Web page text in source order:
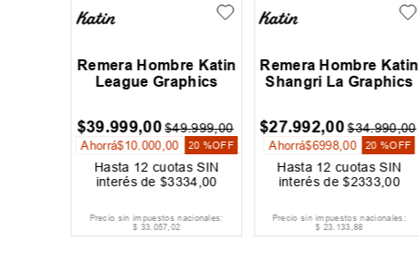
Remera Hombre Katin
League Graphics
$39.999,00 $49.999,00
Ahorrá$10.000 ,00 20 %OFF
Hasta 12 cuotas SIN
interés de$3334 ,00
Precio sin impuestos nacionales:
$ 33.057,02
Remera Hombre Katin
Shangri La Graphics
$27.992,00 $34.990,00
Ahorrá$6998,00 20 %OFF
Hasta 12 cuotas SIN
interés de$2333 ,00
Precio sin impuestos nacionales:
$ 23.133,88